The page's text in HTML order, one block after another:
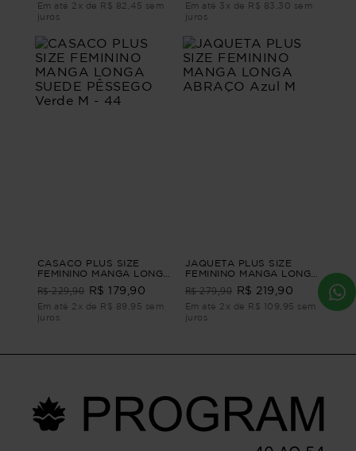
Em até 2x de R$ 82,45 sem
juros
Em até 3x de R$ 83,30 sem
juros
CASACO PLUS SIZE
FEMININO MANGA LONGA
SUEDE PÊSSEGO Verde
M - 44
R$ 229,90 R$ 179,90
Em até 2x de R$ 89,95 sem
juros
JAQUETA PLUS SIZE
FEMININO MANGA LONGA
ABRAÇO Azul M
R$ 279,90 R$ 219,90
Em até 2x de R$ 109,95 sem
juros